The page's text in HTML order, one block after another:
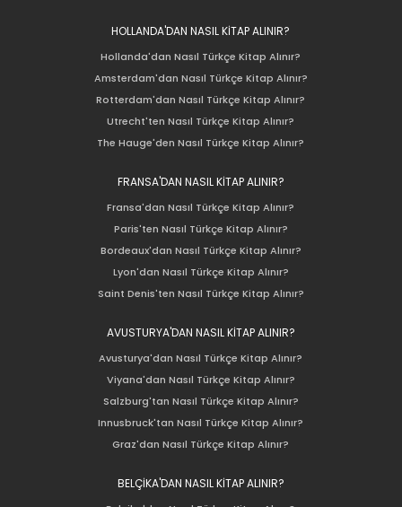
HOLLANDA'DAN NASIL KİTAP ALINIR?
Hollanda'dan Nasıl Türkçe Kitap Alınır?
Amsterdam'dan Nasıl Türkçe Kitap Alınır?
Rotterdam'dan Nasıl Türkçe Kitap Alınır?
Utrecht'ten Nasıl Türkçe Kitap Alınır?
The Hauge'den Nasıl Türkçe Kitap Alınır?
FRANSA'DAN NASIL KİTAP ALINIR?
Fransa'dan Nasıl Türkçe Kitap Alınır?
Paris'ten Nasıl Türkçe Kitap Alınır?
Bordeaux'dan Nasıl Türkçe Kitap Alınır?
Lyon'dan Nasıl Türkçe Kitap Alınır?
Saint Denis'ten Nasıl Türkçe Kitap Alınır?
AVUSTURYA'DAN NASIL KİTAP ALINIR?
Avusturya'dan Nasıl Türkçe Kitap Alınır?
Viyana'dan Nasıl Türkçe Kitap Alınır?
Salzburg'tan Nasıl Türkçe Kitap Alınır?
Innusbruck'tan Nasıl Türkçe Kitap Alınır?
Graz'dan Nasıl Türkçe Kitap Alınır?
BELÇİKA'DAN NASIL KİTAP ALINIR?